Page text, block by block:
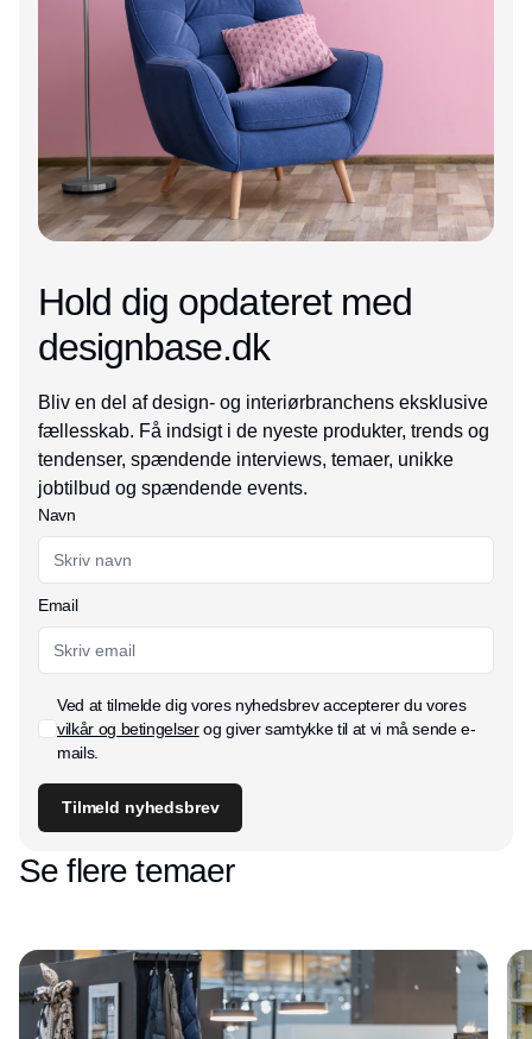
Hold dig opdateret med
designbase.dk
Bliv en del af design- og interiørbranchens eksklusive
fællesskab. Få indsigt i de nyeste produkter, trends og
tendenser, spændende interviews, temaer, unikke
jobtilbud og spændende events.
Navn
Email
Ved at tilmelde dig vores nyhedsbrev accepterer du vores
vilkår og betingelserog giver samtykke til at vi må sende e-
mails.
Tilmeld nyhedsbrev
Se flere temaer